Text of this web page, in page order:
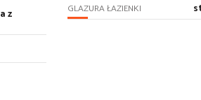
z GLAZURA ŁAZIENKI